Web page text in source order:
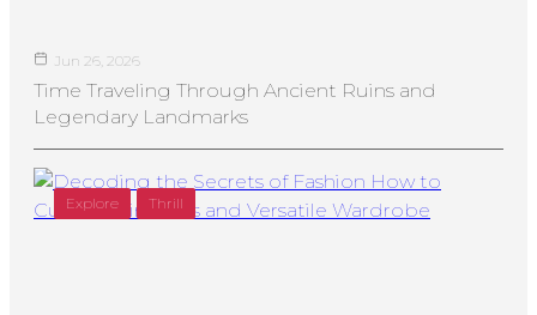
Jun 26, 2026
Time Traveling Through Ancient Ruins and
Legendary Landmarks
Explore Thrill